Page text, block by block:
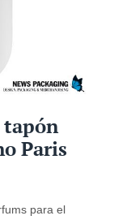
tapón
Paris
para el